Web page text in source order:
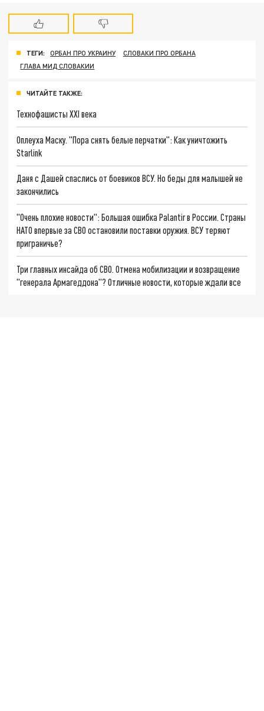
ТЕГИ: ОРБАН ПРО УКРАИНУ
СЛОВАКИ ПРО ОРБАНА
ГЛАВА МИД СЛОВАКИИ
ЧИТАЙТЕ ТАКЖЕ:
Технофашисты XXI века
Оплеуха Маску. "Пора снять белые перчатки": Как уничтожить
Starlink
Даня с Дашей спаслись от боевиков ВСУ. Но беды для малышей не
закончились
"Очень плохие новости": Большая ошибка Palantir в России. Страны
НАТО впервые за СВО остановили поставки оружия. ВСУ теряют
приграничье?
Три главных инсайда об СВО. Отмена мобилизации и возвращение
"генерала Армагеддона"? Отличные новости, которые ждали все